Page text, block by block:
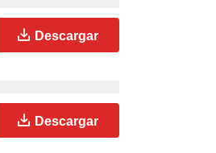
Descargar
Descargar